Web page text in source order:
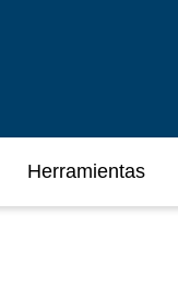
Herramientas